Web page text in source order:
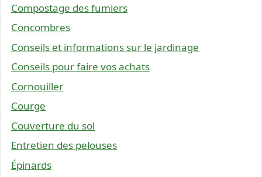
Compostage des fumiers
Concombres
Conseils et informations sur le jardinage
Conseils pour faire vos achats
Cornouiller
Courge
Couverture du sol
Entretien des pelouses
Épinards